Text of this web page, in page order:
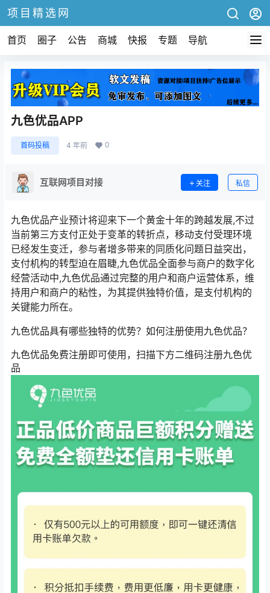
项目精选网
首页 圈子 公告 商城 快报 专题 导航
九色优品APP
首码投稿 4 年前 0
互联网项目对接 关注 私信
九色优品产业预计将迎来下一个黄金十年的跨越发展,不过
当前第三方支付正处于变革的转折点，移动支付受理环境
已经发生变迁，参与者增多带来的同质化问题日益突出，
支付机构的转型迫在眉睫,九色优品全面参与商户的数字化
经营活动中,九色优品通过完整的用户和商户运营体系，维
持用户和商户的粘性，为其提供独特价值，是支付机构的
关键能力所在。
九色优品具有哪些独特的优势？如何注册使用九色优品？
九色优品免费注册即可使用，扫描下方二维码注册九色优
品